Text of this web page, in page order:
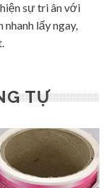
sự tri ân với
nhanh lấy ngay,
TỰ